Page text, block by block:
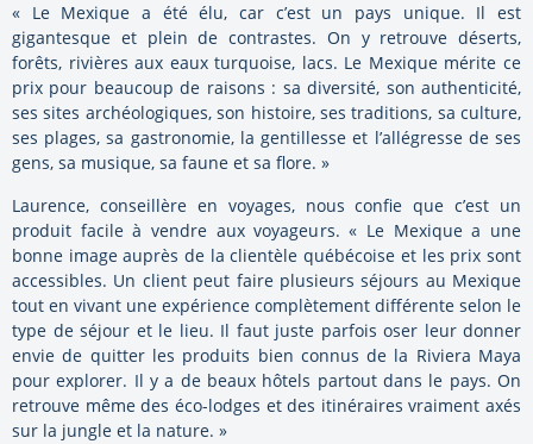
« Le Mexique a été élu, car c’est un pays unique. Il est
gigantesque et plein de contrastes. On y retrouve déserts,
forêts, rivières aux eaux turquoise, lacs. Le Mexique mérite ce
prix pour beaucoup de raisons : sa diversité, son authenticité,
ses sites archéologiques, son histoire, ses traditions, sa culture,
ses plages, sa gastronomie, la gentillesse et l’allégresse de ses
gens, sa musique, sa faune et sa flore. »
Laurence, conseillère en voyages, nous confie que c’est un
produit facile à vendre aux voyageurs. « Le Mexique a une
bonne image auprès de la clientèle québécoise et les prix sont
accessibles. Un client peut faire plusieurs séjours au Mexique
tout en vivant une expérience complètement différente selon le
type de séjour et le lieu. Il faut juste parfois oser leur donner
envie de quitter les produits bien connus de la Riviera Maya
pour explorer. Il y a de beaux hôtels partout dans le pays. On
retrouve même des éco-lodges et des itinéraires vraiment axés
sur la jungle et la nature. »